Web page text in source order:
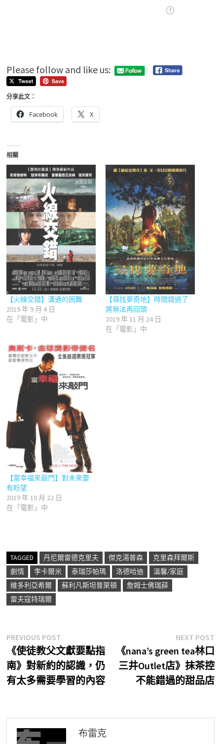
Please follow and like us:
分享此文：
Facebook X
相關
【火線交錯】溝通的困難
2019 年 9 月 4 日
在「電影」中
【尋找夢奇地】時間錯過了
將無法再回頭
2019 年 11 月 24 日
在「電影」中
【當幸福來敲門】對未來要
有盼望
2019 年 10 月 22 日
在「電影」中
TAGGED 丹尼爾雷德克里夫 傑克湯普森
克里森拜爾斯
劇情
李卡爾米 泰瑞莎帕瑪 洛德哈迪
溫馨/家庭
維多利亞希爾
蘇利凡斯坦普萊頓
詹姆士佛瑞薛
雷夫寇特瑞爾
文
章
導
PREVIOUS POSTPrevious
post:
《使徒教父文獻要點指
南》對新約的認識，仍
有太多需要學習的內容
NEXT POST
《nana’s green tea林口
三井Outlet店》抹茶控
不能錯過的甜品店
布雷克